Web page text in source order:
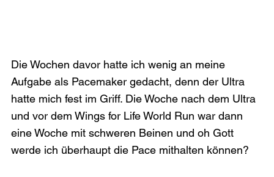
Die Wochen davor hatte ich wenig an meine
Aufgabe als Pacemaker gedacht, denn der Ultra
hatte mich fest im Griff. Die Woche nach dem Ultra
und vor dem Wings for Life World Run war dann
eine Woche mit schweren Beinen und oh Gott
werde ich überhaupt die Pace mithalten können?